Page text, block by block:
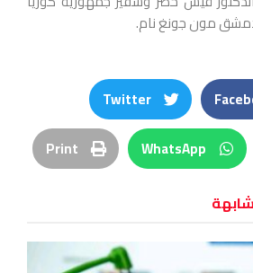
مون جونغ نام.
Twitter
WhatsApp
Print